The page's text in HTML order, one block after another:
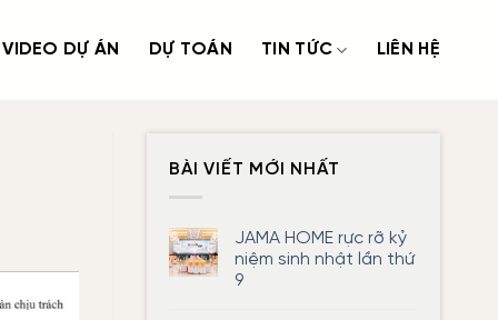
VIDEO DỰ ÁN DỰ TOÁN TIN TỨC LIÊN HỆ
BÀI VIẾT MỚI NHẤT
JAMA HOME rực rỡ kỷ
niệm sinh nhật lần thứ
9